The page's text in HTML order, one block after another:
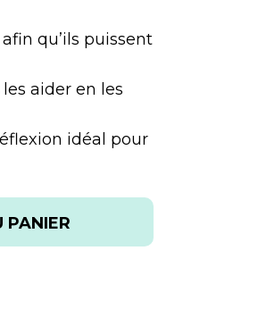
qu’ils puissent
aider en les
idéal pour
PANIER